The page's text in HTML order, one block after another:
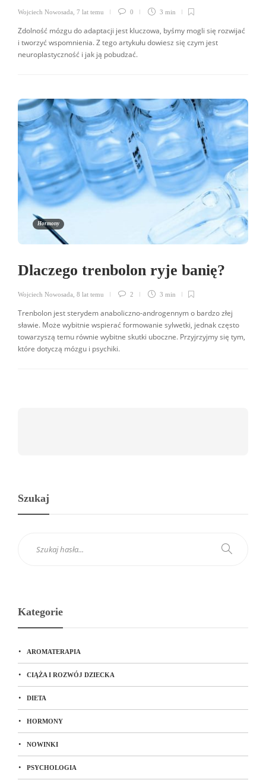
Wojciech Nowosada 7 lat temu 0 3 min
Zdolność mózgu do adaptacji jest kluczowa, byśmy mogli się rozwijać
i tworzyć wspomnienia. Z tego artykułu dowiesz się czym jest
neuroplastyczność i jak ją pobudzać.
Hormony
Dlaczego trenbolon ryje banię?
Wojciech Nowosada 8 lat temu 2 3 min
Trenbolon jest sterydem anaboliczno-androgennym o bardzo złej
sławie. Może wybitnie wspierać formowanie sylwetki, jednak często
towarzyszą temu równie wybitne skutki uboczne. Przyjrzyjmy się tym,
które dotyczą mózgu i psychiki.
Szukaj
Kategorie
AROMATERAPIA
CIĄŻA I ROZWÓJ DZIECKA
DIETA
HORMONY
NOWINKI
PSYCHOLOGIA